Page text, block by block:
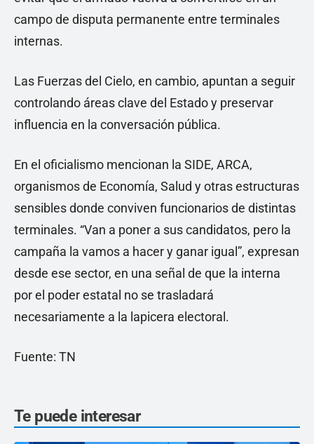
campo de disputa permanente entre terminales
internas.
Las Fuerzas del Cielo, en cambio, apuntan a seguir
controlando áreas clave del Estado y preservar
influencia en la conversación pública.
En el oficialismo mencionan la SIDE, ARCA,
organismos de Economía, Salud y otras estructuras
sensibles donde conviven funcionarios de distintas
terminales. “Van a poner a sus candidatos, pero la
campaña la vamos a hacer y ganar igual”, expresan
desde ese sector, en una señal de que la interna
por el poder estatal no se trasladará
necesariamente a la lapicera electoral.
Fuente: TN
Te puede interesar